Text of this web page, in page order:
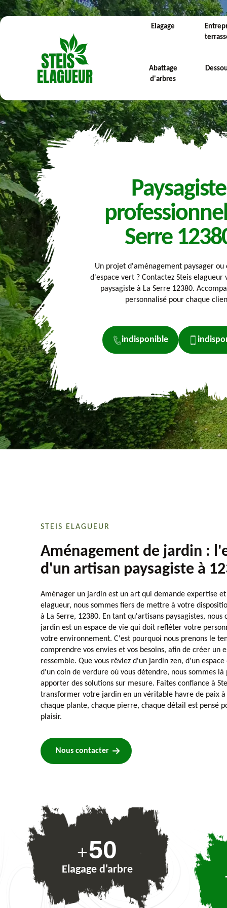
Elagage
Abattage
d'arbres
Paysagiste
Serre
Un projet d'aménagement paysager
d'espace vert ? Contactez Steis elagueur
paysagiste à La Serre 12380.
personnalisé pour chaque
indisponible
STEIS ELAGUEUR
Aménagement de jardin :
d'un artisan paysagiste à
Aménager un jardin est un art qui demande expertise et
elagueur, nous sommes fiers de mettre à votre
à La Serre, 12380. En tant qu'artisans paysagistes, nous
jardin est un espace de vie qui doit refléter votre
votre environnement. C'est pourquoi nous prenons le
comprendre vos envies et vos besoins, afin de créer un
ressemble. Que vous rêviez d'un jardin zen, d'un
d'un coin de verdure où vous détendre, nous sommes là
apporter des solutions sur mesure. Faites confiance à
transformer votre jardin en un véritable havre de paix à
chaque plante, chaque pierre, chaque détail est pensé
plaisir.
Nous contacter
+74
Elagage d'arbre